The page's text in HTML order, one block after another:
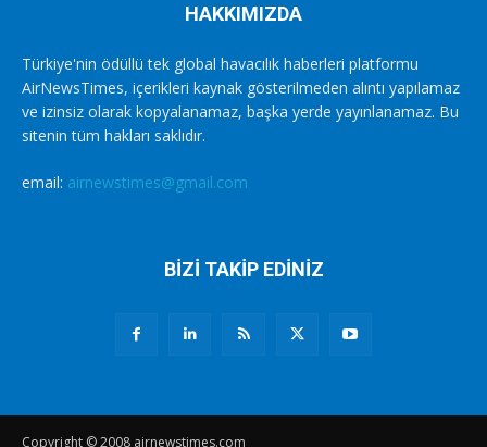
HAKKIMIZDA
Türkiye'nin ödüllü tek global havacılık haberleri platformu
AirNewsTimes, içerikleri kaynak gösterilmeden alıntı yapılamaz
ve izinsiz olarak kopyalanamaz, başka yerde yayınlanamaz. Bu
sitenin tüm hakları saklıdır.
email: airnewstimes@gmail.com
BİZİ TAKİP EDİNİZ
Copyright © 2008 airnewstimes.com